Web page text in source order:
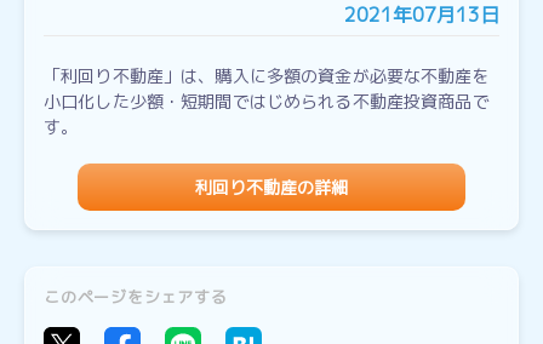
2021年07月13日
「利回り不動産」は、購入に多額の資金が必要な不動産を
小口化した少額・短期間ではじめられる不動産投資商品で
す。
利回り不動産の詳細
このページをシェアする